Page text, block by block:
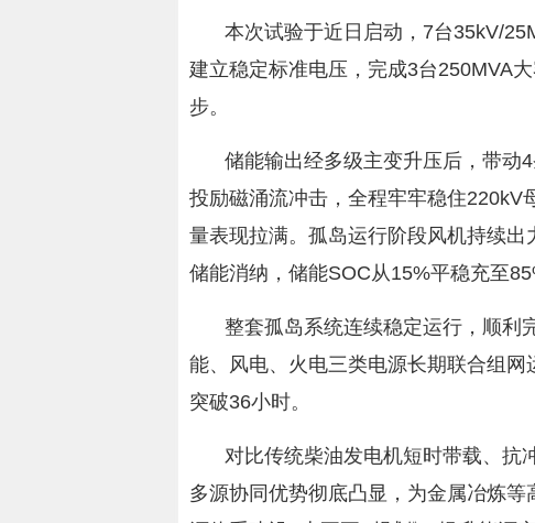
本次试验于近日启动，7台35kV/
建立稳定标准电压，完成3台250MVA
步。
储能输出经多级主变升压后，带动
投励磁涌流冲击，全程牢牢稳住220kV
量表现拉满。孤岛运行阶段风机持续
储能消纳，储能SOC从15%平稳充至
整套孤岛系统连续稳定运行，顺利
能、风电、火电三类电源长期联合组
突破36小时。
对比传统柴油发电机短时带载、抗
多源协同优势彻底凸显，为金属冶炼